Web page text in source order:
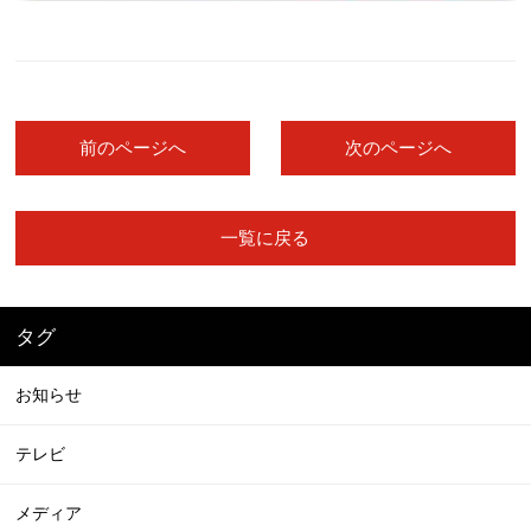
前のページへ
一覧に戻る
次のページへ
タグ
お知らせ
テレビ
メディア